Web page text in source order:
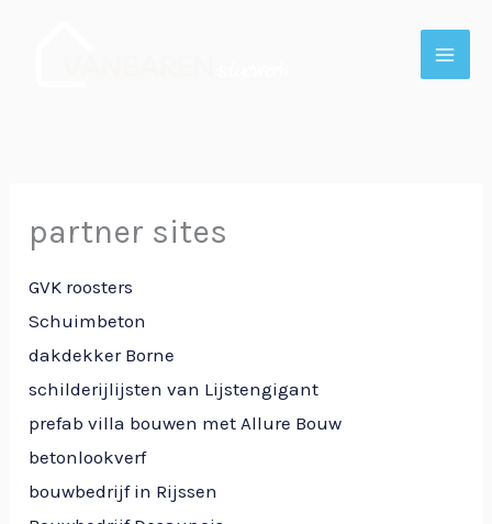
partner sites
GVK roosters
Schuimbeton
dakdekker Borne
schilderijlijsten van Lijstengigant
prefab villa bouwen met Allure Bouw
betonlookverf
bouwbedrijf in Rijssen